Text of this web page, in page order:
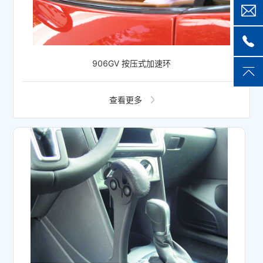
906GV 按压式加速环
查看更多